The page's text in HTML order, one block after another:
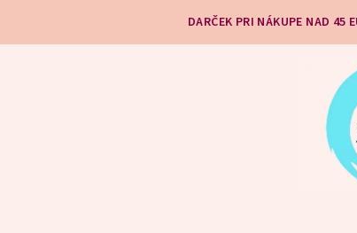
DARČEK PRI NÁKUPE NAD 45